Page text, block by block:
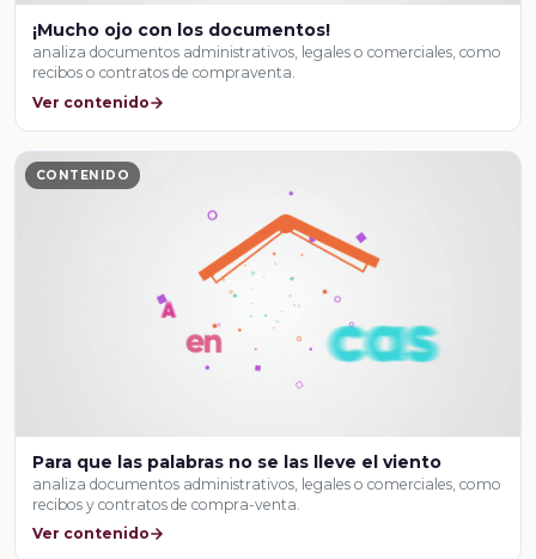
¡Mucho ojo con los documentos!
analiza documentos administrativos, legales o comerciales, como
recibos o contratos de compraventa.
Ver contenido
CONTENIDO
Para que las palabras no se las lleve el viento
analiza documentos administrativos, legales o comerciales, como
recibos y contratos de compra-venta.
Ver contenido